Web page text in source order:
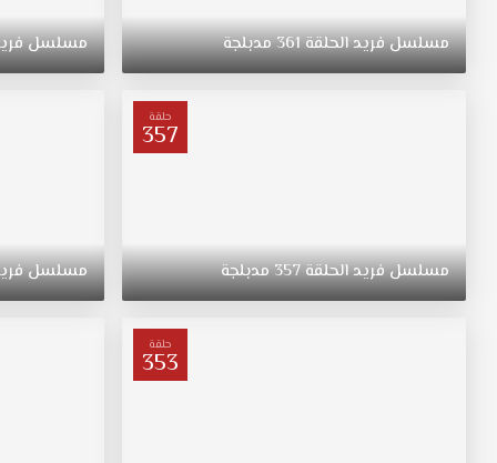
عائلة
غنية
من
مدبلج
الحلقة
مسلسلفريدالحلقة361مدبلجة مسلسل
حلقة
357
مسلسلفريدالحلقة357مدبلجة مسلسل
حلقة
353